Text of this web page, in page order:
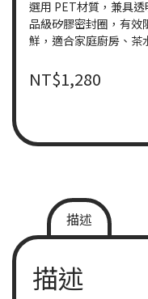
選用 PET材質，兼具
品級矽膠密封圈，有效
鮮，適合家庭廚房、茶
NT$1,280
描述
描述